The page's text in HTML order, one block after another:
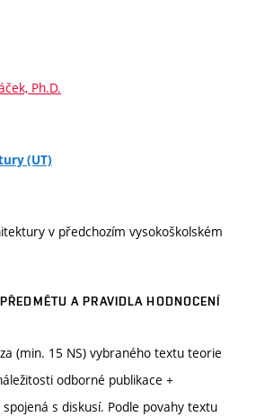
Ph.D.
(UT)
v předchozím vysokoškolském
A PRAVIDLA HODNOCENÍ
(min. 15 NS) vybraného textu teorie
odborné publikace +
s diskusí. Podle povahy textu